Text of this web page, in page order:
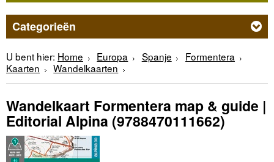
Categorieën
U bent hier: Home Europa Spanje
Formentera
Kaarten
Wandelkaarten
Wandelkaart Formentera map & guide |
Editorial Alpina (9788470111662)